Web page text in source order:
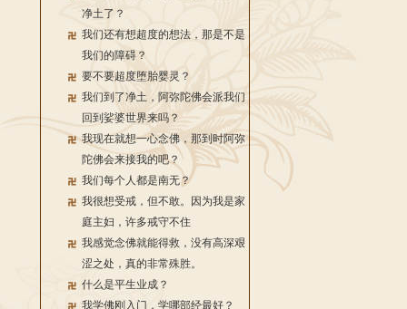
净土了？
我们还有想超度的想法，那是不是
我们的障碍？
要不要超度堕胎婴灵？
我们到了净土，阿弥陀佛会派我们
回到娑婆世界来吗？
我现在就想一心念佛，那到时阿弥
陀佛会来接我的吧？
我们每个人都是南无？
我很想受戒，但不敢。因为我是家
庭主妇，许多戒守不住
我感觉念佛就能得救，没有高深艰
涩之处，真的非常殊胜。
什么是平生业成？
我学佛刚入门，学哪部经最好？